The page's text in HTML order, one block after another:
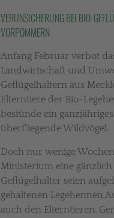
VERUNSICHERUNG BEI BIO-
VORPOMMERN
Anfang Februar verbot
Landwirtschaft und
Geflügelhaltern aus
Elterntiere der Bio-
bestünde ein
überfliegende Wildvögel.
Doch nur wenige
Ministerium eine
Geflügelhalter seien
gehaltenen Legehennen
auch den Elterntieren.